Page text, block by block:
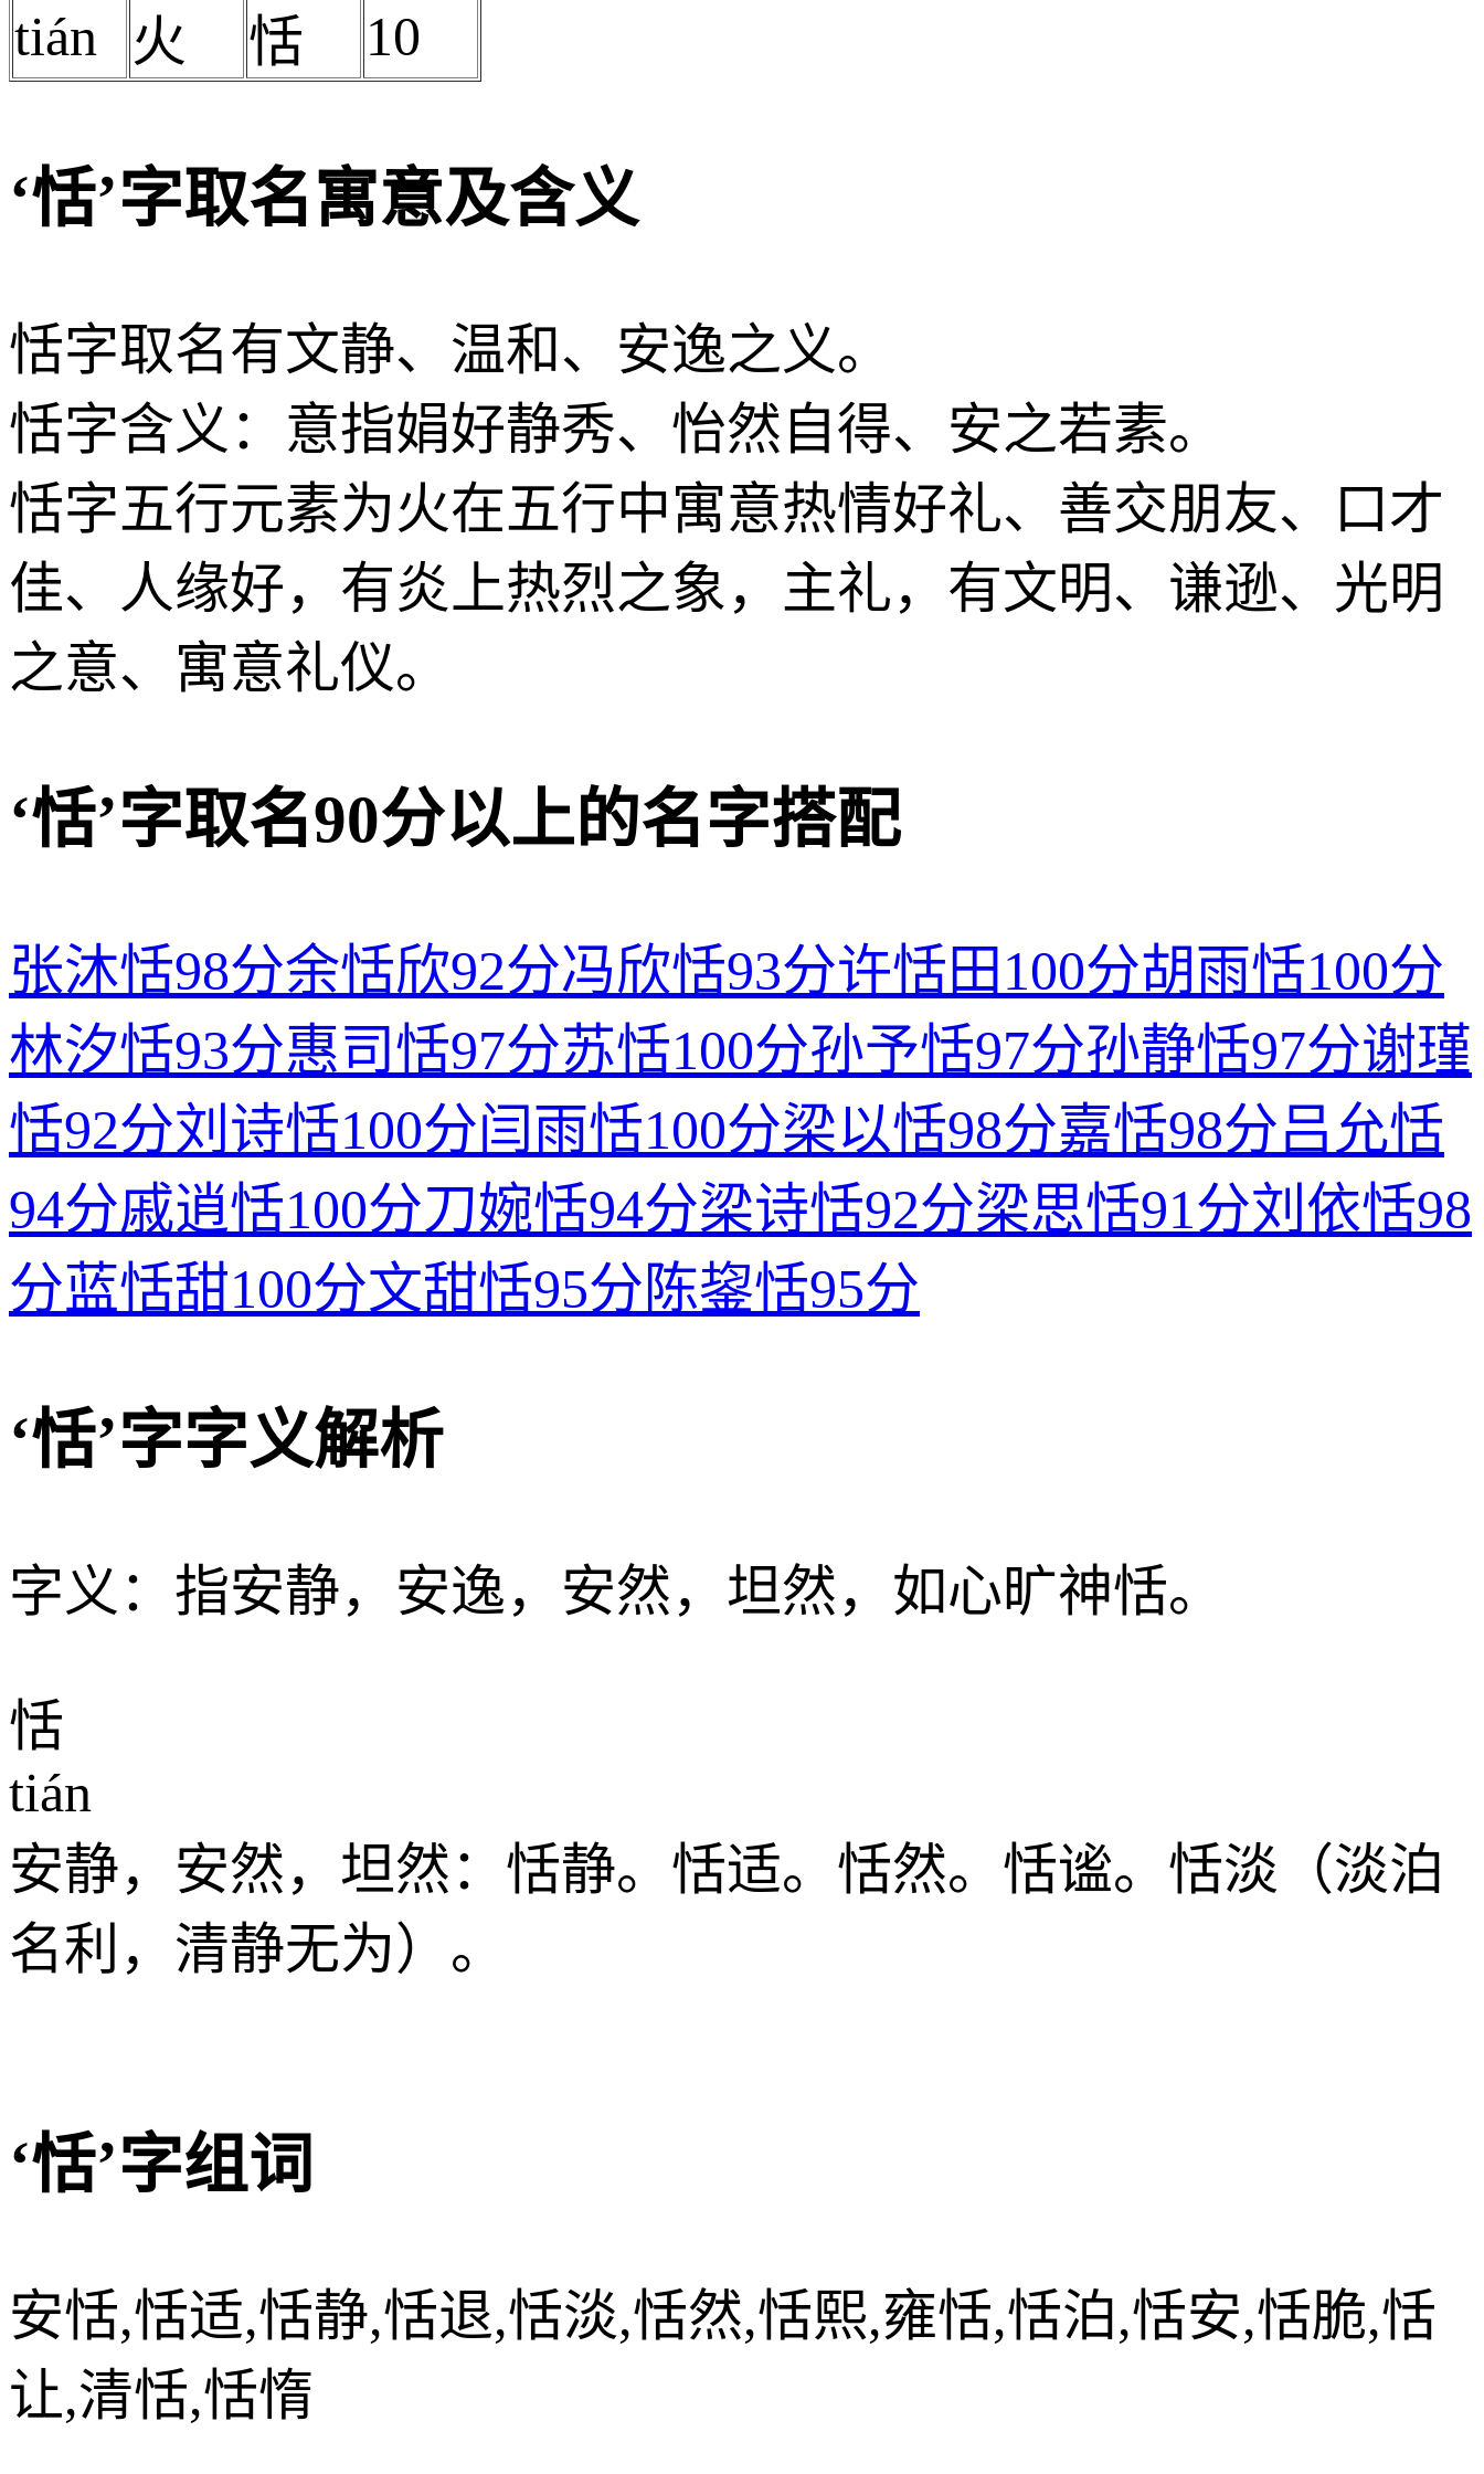
tián 火 恬 10
‘恬’字取名寓意及含义
恬字取名有文静、温和、安逸之义。
恬字含义：意指娟好静秀、怡然自得、安之若素。
恬字五行元素为火在五行中寓意热情好礼、善交朋友、口才
佳、人缘好，有炎上热烈之象，主礼，有文明、谦逊、光明
之意、寓意礼仪。
‘恬’字取名90分以上的名字搭配
张沐恬98分余恬欣92分冯欣恬93分许恬田 100分胡雨恬100分
林汐恬93分惠司恬97分苏恬100分孙予恬97分孙静恬97分谢瑾
恬92分刘诗恬100分闫雨恬100分梁以恬98分嘉恬98分吕允恬
94分戚逍恬100分刀婉恬94分梁诗恬92分梁思恬91分刘依恬98
分蓝恬甜100分文甜恬95分陈鋆恬95分
‘恬’字字义解析
字义：指安静，安逸，安然，坦然，如心旷神恬。
恬
tián
安静，安然，坦然：恬静。恬适。恬然。恬谧。恬淡（淡泊
名利，清静无为）。
‘恬’字组词
安恬,恬适,恬静,恬退,恬淡,恬然,恬熙,雍恬,恬泊,恬安,恬脆,恬
让,清恬,恬惰